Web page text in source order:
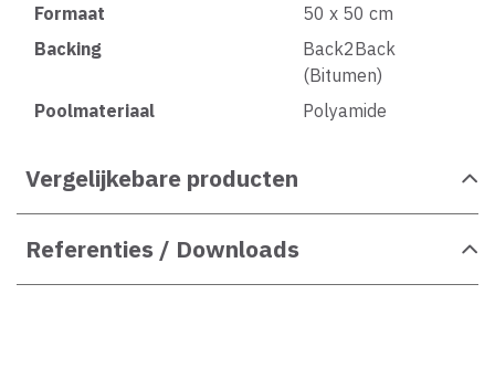
Formaat
50 x 50 cm
Backing
Back2Back
(Bitumen)
Poolmateriaal
Polyamide
Vergelijkebare producten
Referenties / Downloads